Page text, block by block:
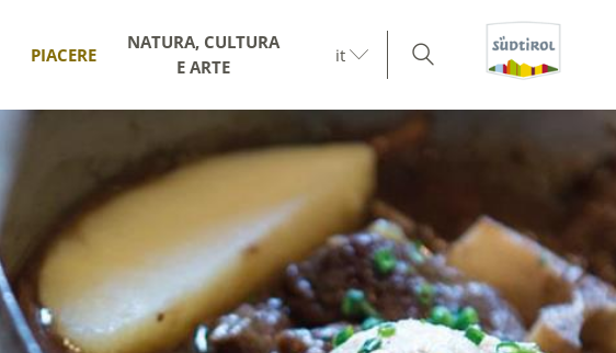
PIACERE
NATURA, CULTURA
E ARTE
it